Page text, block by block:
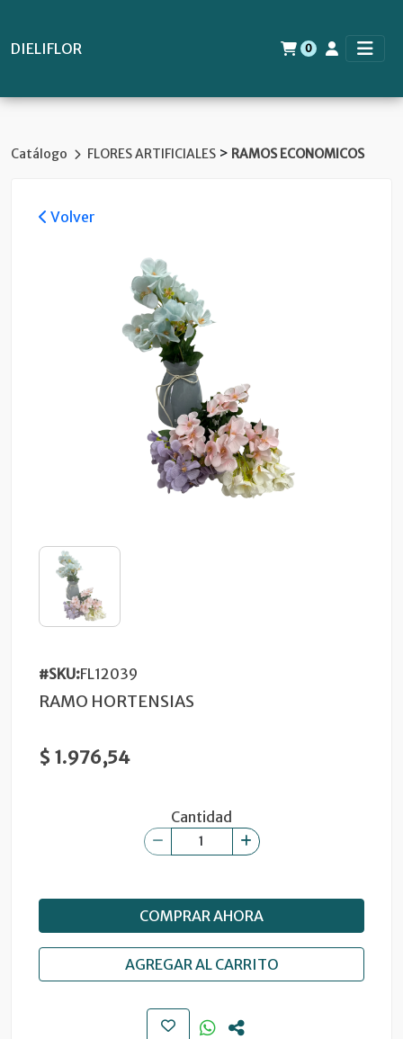
DIELIFLOR 0
Catálogo FLORES ARTIFICIALES > RAMOS ECONOMICOS
Volver
#SKU:FL12039
RAMO HORTENSIAS
$ 1.976,54
Cantidad
COMPRAR AHORA
AGREGAR AL CARRITO